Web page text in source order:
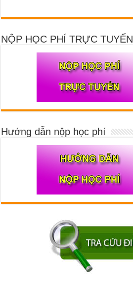
NỘP HỌC PHÍ TRỰC TUYẾN
Hướng dẫn nộp học phí